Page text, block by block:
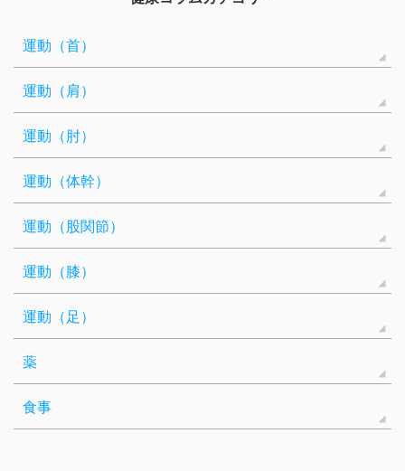
運動（首）
運動（肩）
運動（肘）
運動（体幹）
運動（股関節）
運動（膝）
運動（足）
薬
食事